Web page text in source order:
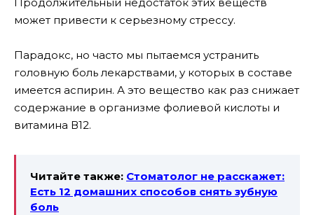
может привести к серьезному стрессу.
Парадокс, но часто мы пытаемся устранить
головную боль лекарствами, у которых в составе
имеется аспирин. А это вещество как раз снижает
содержание в организме фолиевой кислоты и
витамина В12.
Читайте также: Стоматолог не расскажет:
Есть 12 домашних способов снять зубную
боль